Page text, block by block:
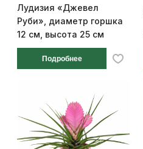
Лудизия «Джевел
Руби», диаметр горшка
12 см, высота 25 см
Подробнее